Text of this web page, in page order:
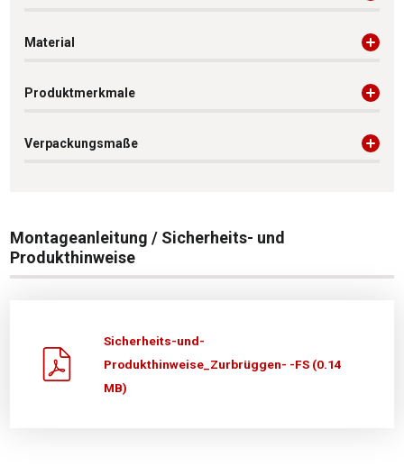
Material
Produktmerkmale
Verpackungsmaße
Montageanleitung / Sicherheits- und
Produkthinweise
Sicherheits-und-
Produkthinweise_Zurbrüggen- -FS (0.14
MB)